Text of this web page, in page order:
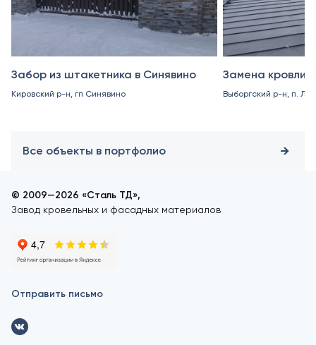
Забор из штакетника в Синявино
Кировский р-н, гп Синявино
Замена кровли
Выборгский р-н, п.
Все объекты в портфолио
© 2009—2026 «Сталь ТД»,
Завод кровельных и фасадных материалов
Отправить письмо